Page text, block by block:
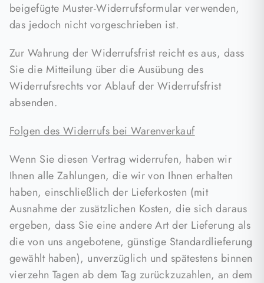
beigefügte Muster-Widerrufsformular verwenden,
das jedoch nicht vorgeschrieben ist.
Zur Wahrung der Widerrufsfrist reicht es aus, dass
Sie die Mitteilung über die Ausübung des
Widerrufsrechts vor Ablauf der Widerrufsfrist
absenden.
Folgen des Widerrufs bei Warenverkauf
Wenn Sie diesen Vertrag widerrufen, haben wir
Ihnen alle Zahlungen, die wir von Ihnen erhalten
haben, einschließlich der Lieferkosten (mit
Ausnahme der zusätzlichen Kosten, die sich daraus
ergeben, dass Sie eine andere Art der Lieferung als
die von uns angebotene, günstige Standardlieferung
gewählt haben), unverzüglich und spätestens binnen
vierzehn Tagen ab dem Tag zurückzuzahlen, an dem